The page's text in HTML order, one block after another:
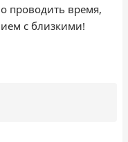
проводить время,
с близкими!